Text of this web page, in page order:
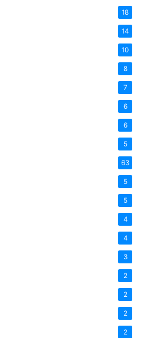
18
14
10
8
7
6
6
5
63
5
5
4
4
3
2
2
2
2